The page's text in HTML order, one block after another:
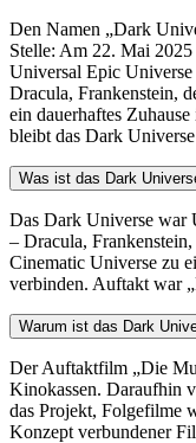
Den Namen „Dark
Stelle: Am 22. Mai
Universal Epic
Dracula, Frankenstein,
ein dauerhaftes
bleibt das Dark
Was ist das Dark
Das Dark Universe war
– Dracula,
Cinematic Universe zu
verbinden. Auftakt war
Warum ist das Dark
Der Auftaktfilm „Die
Kinokassen. Daraufhin
das Projekt, Folgefilme
Konzept verbundener